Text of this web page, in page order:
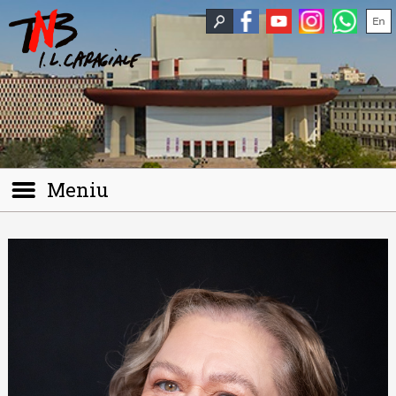
Meniu